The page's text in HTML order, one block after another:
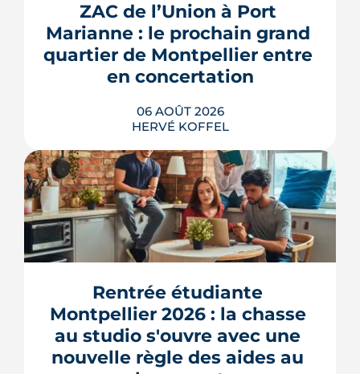
ZAC de l’Union à Port
Marianne : le prochain grand
quartier de Montpellier entre
en concertation
06 AOÛT 2026
HERVÉ KOFFEL
Montpellier prépare la dernière grande
pièce de Port Marianne. La ZAC de
l'Union, entrée dans une nouvelle
phase de concertation, veut
transformer un secteur sans identité en
quartier d'habitat.
LIRE L'ARTICLE
Rentrée étudiante
Montpellier 2026 : la chasse
au studio s'ouvre avec une
nouvelle règle des aides au